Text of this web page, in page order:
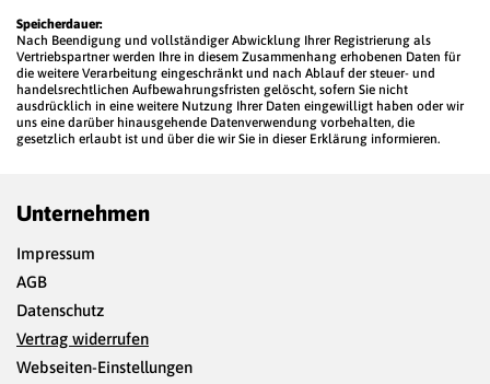
Speicherdauer:
Nach Beendigung und vollständiger Abwicklung Ihrer Registrierung als
Vertriebspartner werden Ihre in diesem Zusammenhang erhobenen Daten für
die weitere Verarbeitung eingeschränkt und nach Ablauf der steuer- und
handelsrechtlichen Aufbewahrungsfristen gelöscht, sofern Sie nicht
ausdrücklich in eine weitere Nutzung Ihrer Daten eingewilligt haben oder wir
uns eine darüber hinausgehende Datenverwendung vorbehalten, die
gesetzlich erlaubt ist und über die wir Sie in dieser Erklärung informieren.
Unternehmen
Impressum
AGB
Datenschutz
Vertrag widerrufen
Webseiten-Einstellungen